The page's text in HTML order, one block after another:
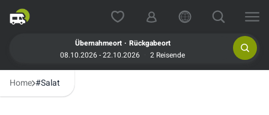
Übernahmeort . Rückgabeort
08.10.2026 - 22.10.2026
2 Reisende
Home #Salat